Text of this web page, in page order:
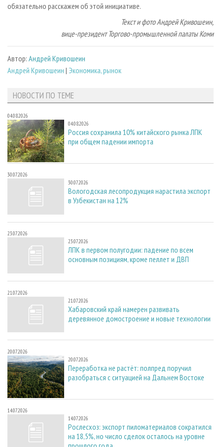
обязательно расскажем об этой инициативе.
Текст и фото Андрей Кривошеин,
вице-президент Торгово-промышленной палаты Коми
Автор: Андрей Кривошеин
Андрей Кривошеин | Экономика, рынок
НОВОСТИ ПО ТЕМЕ
04.08.2026
04.08.2026
Россия сохранила 10% китайского рынка ЛПК
при общем падении импорта
30.07.2026
30.07.2026
Вологодская лесопродукция нарастила экспорт
в Узбекистан на 12%
23.07.2026
23.07.2026
ЛПК в первом полугодии: падение по всем
основным позициям, кроме пеллет и ДВП
21.07.2026
21.07.2026
Хабаровский край намерен развивать
деревянное домостроение и новые технологии
20.07.2026
20.07.2026
Переработка не растёт: полпред поручил
разобраться с ситуацией на Дальнем Востоке
14.07.2026
14.07.2026
Рослесхоз: экспорт пиломатериалов сократился
на 18,5%, но число сделок осталось на уровне